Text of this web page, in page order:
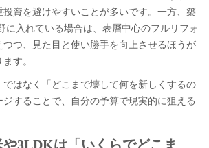
資を避けやすいことが多いです。一方、築
に入れている場合は、表層中心のフルリフォ
つ、見た目と使い勝手を向上させるほうが
す。
はなく「どこまで壊して何を新しくするの
することで、自分の予算で現実的に狙える
や3LDKは「いくらでどこま